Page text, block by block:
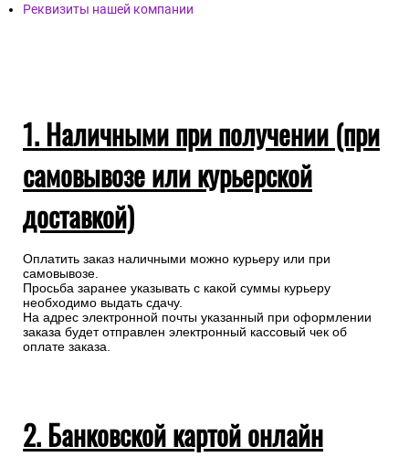
Реквизиты нашей компании
1. Наличными при получении (при
самовывозе или курьерской
доставкой)
Оплатить заказ наличными можно курьеру или при
самовывозе.
Просьба заранее указывать с какой суммы курьеру
необходимо выдать сдачу.
На адрес электронной почты указанный при оформлении
заказа будет отправлен электронный кассовый чек об
оплате заказа.
2. Банковской картой онлайн